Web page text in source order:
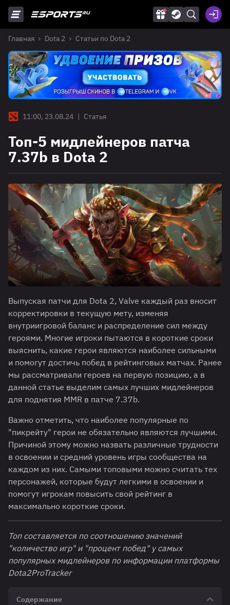
Главная Dota 2 Статьи по Dota 2
11:00, 23.08.24 | Статья
Топ-5 мидлейнеров патча
7.37b в Dota 2
Выпуская патчи для Dota 2, Valve каждый раз вносит
корректировки в текущую мету, изменяя
внутриигровой баланс и распределение сил между
героями. Многие игроки пытаются в короткие сроки
выяснить, какие герои являются наиболее сильными
и помогут достичь побед в рейтинговых матчах. Ранее
мы рассматривали героев на первую позицию, а в
данной статье выделим самых лучших мидлейнеров
для поднятия MMR в патче 7.37b.
Важно отметить, что наиболее популярные по
"пикрейту" герои не обязательно являются лучшими.
Причиной этому можно назвать различные трудности
в освоении и средний уровень игры сообщества на
каждом из них. Самыми топовыми можно считать тех
персонажей, которые будут легкими в освоении и
помогут игрокам повысить свой рейтинг в
максимально короткие сроки.
Топ составляется по соотношению значений
"количество игр" и "процент побед" у самых
популярных мидлейнеров по информации платформы
Dota2ProTracker
Содержание